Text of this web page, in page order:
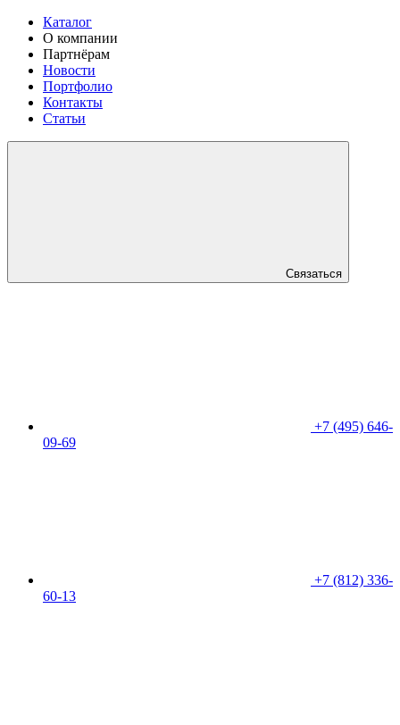
Каталог
О компании
Партнёрам
Новости
Портфолио
Контакты
Статьи
Связаться
+7 (495) 646-
09-69
+7 (812) 336-
60-13